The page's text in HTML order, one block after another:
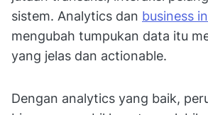
sistem. Analytics dan business
mengubah tumpukan data itu
yang jelas dan actionable.
Dengan analytics yang baik,